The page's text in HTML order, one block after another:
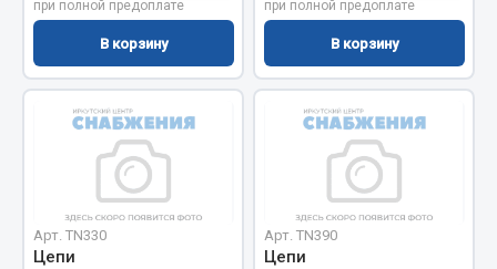
Подвеска
Система питания
Система выпуска газа
Система охлаждения
Сцепление
Показать ещё
при полной предоплате
В корзину
при полной предоплате
В корзину
Арт. TN330
Цепи
Арт. TN390
Цепи